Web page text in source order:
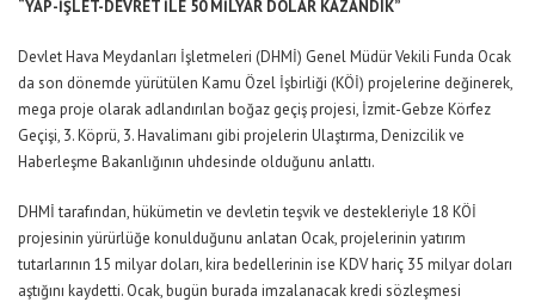
“YAP-İŞLET-DEVRET İLE 50 MİLYAR DOLAR KAZANDIK”
Devlet Hava Meydanları İşletmeleri (DHMİ) Genel Müdür Vekili Funda Ocak
da son dönemde yürütülen Kamu Özel İşbirliği (KÖİ) projelerine değinerek,
mega proje olarak adlandırılan boğaz geçiş projesi, İzmit-Gebze Körfez
Geçişi, 3. Köprü, 3. Havalimanı gibi projelerin Ulaştırma, Denizcilik ve
Haberleşme Bakanlığının uhdesinde olduğunu anlattı.
DHMİ tarafından, hükümetin ve devletin teşvik ve destekleriyle 18 KÖİ
projesinin yürürlüğe konulduğunu anlatan Ocak, projelerinin yatırım
tutarlarının 15 milyar doları, kira bedellerinin ise KDV hariç 35 milyar doları
aştığını kaydetti. Ocak, bugün burada imzalanacak kredi sözleşmesi